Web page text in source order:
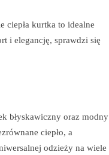
ciepła kurtka to idealne
i elegancję, sprawdzi się
błyskawiczny oraz modny
ciepło, a
odzieży na wiele